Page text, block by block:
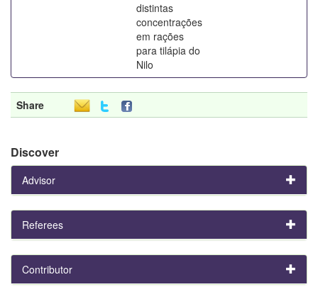
distintas
concentrações
em rações
para tilápia do
Nilo
Share
Discover
Advisor
Referees
Contributor